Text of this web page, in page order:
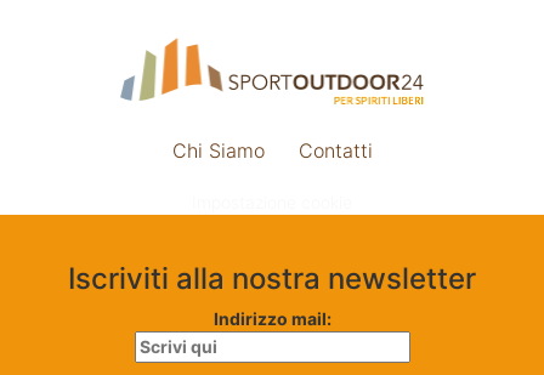
Chi Siamo Contatti
Iscriviti alla nostra newsletter
Indirizzo mail: